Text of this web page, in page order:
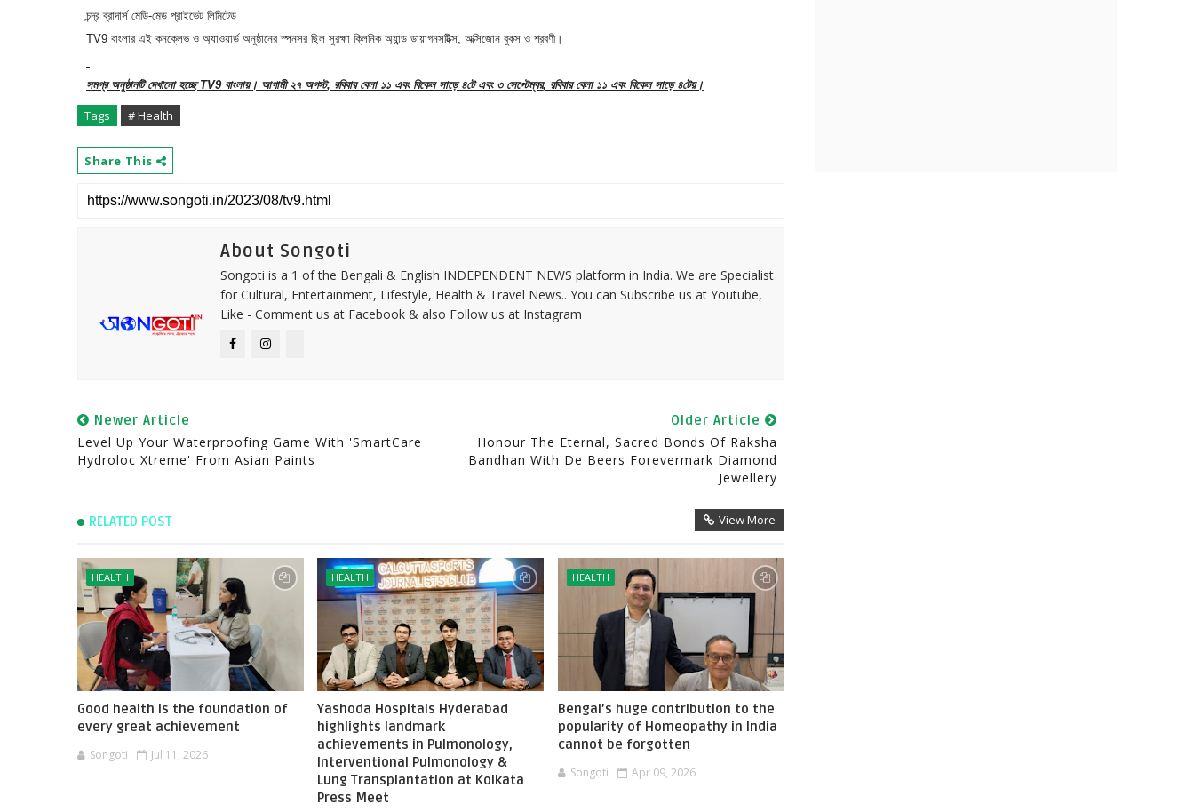
চন্দ্র ব্রাদার্স মেডি-মেড প্রাইভেট লিমিটেড
TV9 বাংলার এই কনক্লেভ ও অ্যাওয়ার্ড অনুষ্ঠানের স্পনসর ছিল সুরক্ষা ক্লিনিক অ্যান্ড ডায়াগনসটিক্স, অক্সিজোন বুকস ও শ্রবণী।
সমগ্র অনুষ্ঠানটি দেখানো হচ্ছেTV9 বাংলায়। আগামী ২৭ অগস্ট, রবিবার বেলা ১১ এবং বিকেল সাড়ে ৪টে এবং ৩ সেপ্টেম্বর, রবিবার বেলা ১১ এবং বিকেল সাড়ে ৪টেয়।
Tags # Health
Share This
About Songoti
Songoti is a 1 of the Bengali & English INDEPENDENT NEWS platform in India. We are Specialist
for Cultural, Entertainment, Lifestyle, Health & Travel News.. You can Subscribe us at Youtube,
Like - Comment us at Facebook & also Follow us at Instagram
Newer Article
Level Up Your Waterproofing Game With 'SmartCare
Hydroloc Xtreme' From Asian Paints
Older Article
Honour The Eternal, Sacred Bonds Of Raksha
Bandhan With De Beers Forevermark Diamond
Jewellery
RELATED POST View More
HEALTH
Good health is the foundation of
every great achievement
Songoti Jul 11, 2026
HEALTH
Yashoda Hospitals Hyderabad
highlights landmark
achievements in Pulmonology,
Interventional Pulmonology &
Lung Transplantation at Kolkata
Press Meet
HEALTH
Bengal’s huge contribution to the
popularity of Homeopathy in India
cannot be forgotten
Songoti Apr 09, 2026